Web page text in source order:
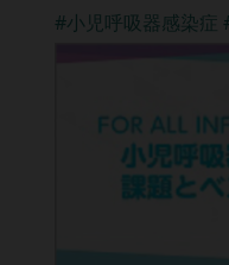
#小児呼吸器感染症